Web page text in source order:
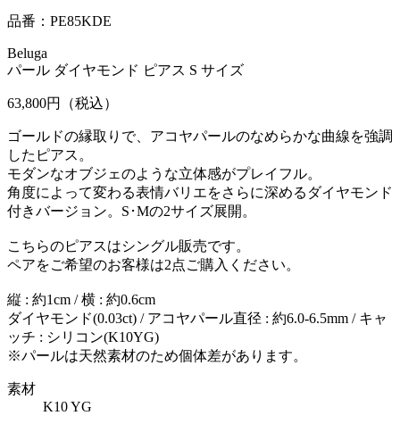
品番：PE85KDE
Beluga
パール ダイヤモンド ピアス S サイズ
63,800円 （税込）
ゴールドの縁取りで、アコヤパールのなめらかな曲線を強調
したピアス。
モダンなオブジェのような立体感がプレイフル。
角度によって変わる表情バリエをさらに深めるダイヤモンド
付きバージョン。S･Mの2サイズ展開。
こちらのピアスはシングル販売です。
ペアをご希望のお客様は2点ご購入ください。
縦 : 約1cm / 横 : 約0.6cm
ダイヤモンド(0.03ct) / アコヤパール直径 : 約6.0-6.5mm / キャ
ッチ : シリコン(K10YG)
※パールは天然素材のため個体差があります。
素材
K10 YG